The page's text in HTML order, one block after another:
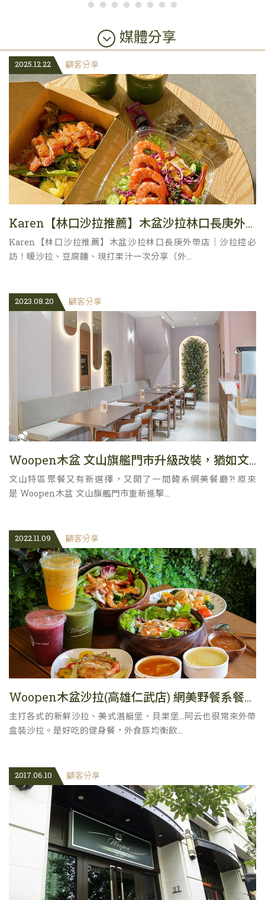
媒體分享
2025.12.22 顧客分享
Karen【林口沙拉推薦】木盆沙拉林口長庚外帶店｜沙拉控必訪！暖沙拉、豆腐麵、現打果汁一次分享
Karen【林口沙拉推薦】木盆沙拉林口長庚外帶店｜沙拉控必
訪！暖沙拉、豆腐麵、現打果汁一次分享（外...
2023.08.20 顧客分享
Woopen木盆 文山旗艦門市升級改裝，猶如文青韓式咖啡館、優雅高質感
文山特區聚餐又有新選擇，又開了一間韓系網美餐廳?! 原來
是 Woopen木盆 文山旗艦門市重新進擊...
2022.11.09 顧客分享
Woopen木盆沙拉(高雄仁武店) 網美野餐系餐廳 健身低GI餐推薦 生菜沙拉輕食餐廳
主打各式的新鮮沙拉、美式潛艇堡、貝果堡...阿云也很常來外帶
盒裝沙拉。是好吃的健身餐，外食族均衡飲...
2017.06.10 顧客分享